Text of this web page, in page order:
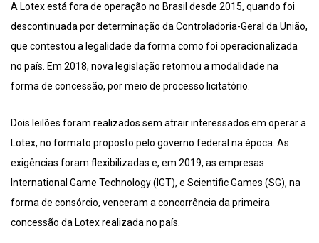
A Lotex está fora de operação no Brasil desde 2015, quando foi
descontinuada por determinação da Controladoria-Geral da União,
que contestou a legalidade da forma como foi operacionalizada
no país. Em 2018, nova legislação retomou a modalidade na
forma de concessão, por meio de processo licitatório.
Dois leilões foram realizados sem atrair interessados em operar a
Lotex, no formato proposto pelo governo federal na época. As
exigências foram flexibilizadas e, em 2019, as empresas
International Game Technology (IGT), e Scientific Games (SG), na
forma de consórcio, venceram a concorrência da primeira
concessão da Lotex realizada no país.